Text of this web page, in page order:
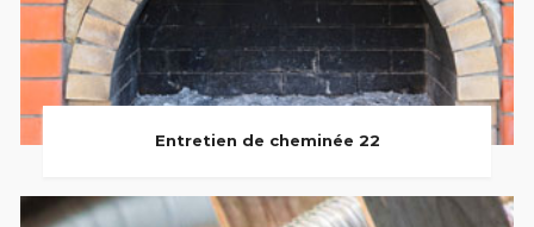
Entretien de cheminée 22